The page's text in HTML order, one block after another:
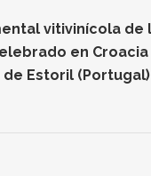
vitivinícola de
en Croacia
Estoril (Portugal)